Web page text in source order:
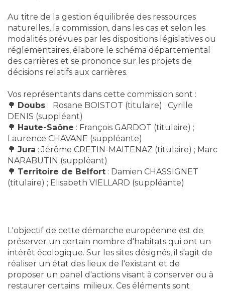
Au titre de la gestion équilibrée des ressources
naturelles, la commission, dans les cas et selon les
modalités prévues par les dispositions législatives ou
réglementaires, élabore le schéma départemental
des carrières et se prononce sur les projets de
décisions relatifs aux carrières.
Vos représentants dans cette commission sont :
🌳 Doubs : Rosane BOISTOT (titulaire) ; Cyrille
DENIS (suppléant)
🌳 Haute-Saône : François GARDOT (titulaire) ;
Laurence CHAVANE (suppléante)
🌳 Jura : Jérôme CRETIN-MAITENAZ (titulaire) ; Marc
NARABUTIN (suppléant)
🌳 Territoire de Belfort : Damien CHASSIGNET
(titulaire) ; Elisabeth VIELLARD (suppléante)
L'objectif de cette démarche européenne est de
préserver un certain nombre d'habitats qui ont un
intérêt écologique. Sur les sites désignés, il s'agit de
réaliser un état des lieux de l'existant et de
proposer un panel d'actions visant à conserver ou à
restaurer certains milieux. Ces éléments sont